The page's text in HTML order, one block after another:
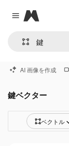
Close menu
Magnific
AI 画像を作成
鍵ベクター
ベクトル